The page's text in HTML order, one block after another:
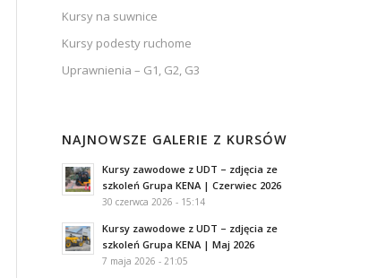
Kursy na suwnice
Kursy podesty ruchome
Uprawnienia – G1, G2, G3
NAJNOWSZE GALERIE Z KURSÓW
Kursy zawodowe z UDT – zdjęcia ze
szkoleń Grupa KENA | Czerwiec 2026
30 czerwca 2026 - 15:14
Kursy zawodowe z UDT – zdjęcia ze
szkoleń Grupa KENA | Maj 2026
7 maja 2026 - 21:05